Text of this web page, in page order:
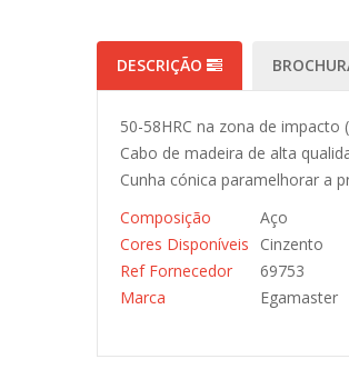
DESCRIÇÃO
50-58HRC na zona de impacto
Cabo de madeira de alta
Cunha cónica paramelhorar a
Composição
Aço
Cores Disponíveis
Cinzento
Ref Fornecedor
69753
Marca
Egamaster